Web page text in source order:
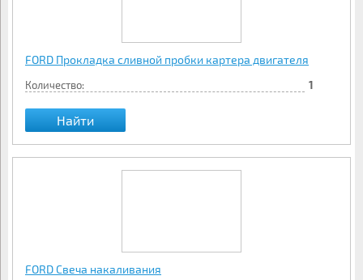
FORD Прокладка сливной пробки картера двигателя
Количество: 1
Найти
FORD Свеча накаливания